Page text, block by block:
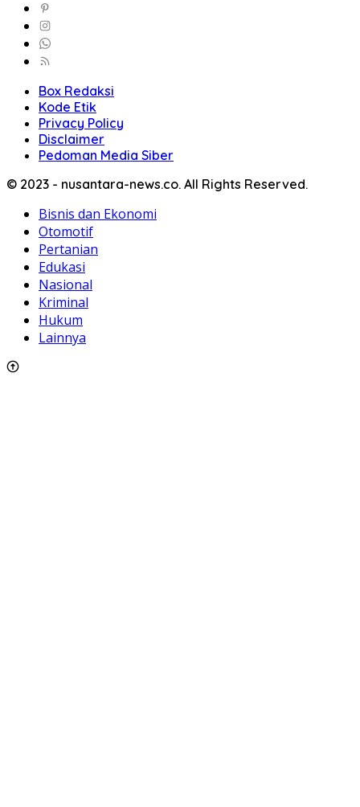
Box Redaksi
Kode Etik
Privacy Policy
Disclaimer
Pedoman Media Siber
© 2023 - nusantara-news.co. All Rights Reserved.
Bisnis dan Ekonomi
Otomotif
Pertanian
Edukasi
Nasional
Kriminal
Hukum
Lainnya